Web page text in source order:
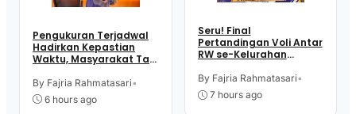
Pengukuran Terjadwal
Hadirkan Kepastian
Waktu, Masyarakat Tak
Layanan Pertanahan
By Fajria Rahmatasari•
6 hours ago
Seru! Final
Pertandingan Voli Antar
RW se-Kelurahan
Sambut HUT RI
By Fajria Rahmatasari•
7 hours ago